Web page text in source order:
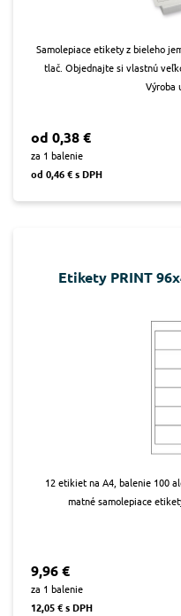
Samolepiace etikety z bieleho
tlač. Objednajte si vlastnú
Výroba
od 0,38 €
za 1 balenie
od 0,46 € s DPH
Etikety PRINT
12 etikiet na A4, balenie 100
matné samolepiace
9,96 €
za 1 balenie
12,05 € s DPH